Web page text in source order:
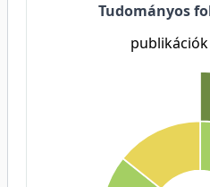
Tudományos